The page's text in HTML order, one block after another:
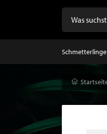
Schmetterlinge
Präparierte